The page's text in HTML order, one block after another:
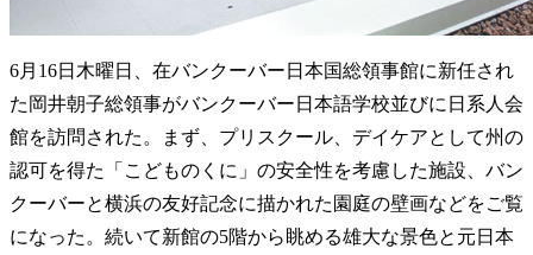
6月16日木曜日、在バンクーバー日本国総領事館に新任され
た岡井朝子総領事がバンクーバー日本語学校並びに日系人会
館を訪問された。まず、プリスクール、デイケアとして州の
認可を得た「こどものくに」の安全性を考慮した施設、バン
クーバーと横浜の友好記念に描かれた園庭の壁画などをご覧
になった。続いて新館の5階から眺める雄大な景色と元日本